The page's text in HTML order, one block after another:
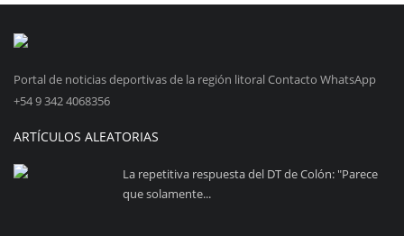
Portal de noticias deportivas de la región litoral Contacto WhatsApp
+54 9 342 4068356
ARTÍCULOS ALEATORIAS
La repetitiva respuesta del DT de Colón: "Parece
que solamente...